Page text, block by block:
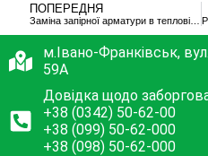
ПОПЕРЕДНЯ
м.Івано-Франківськ,
59А
Довідка щодо
+38 (0342) 50-62-00
+38 (099) 50-62-000
+38 (098) 50-62-000